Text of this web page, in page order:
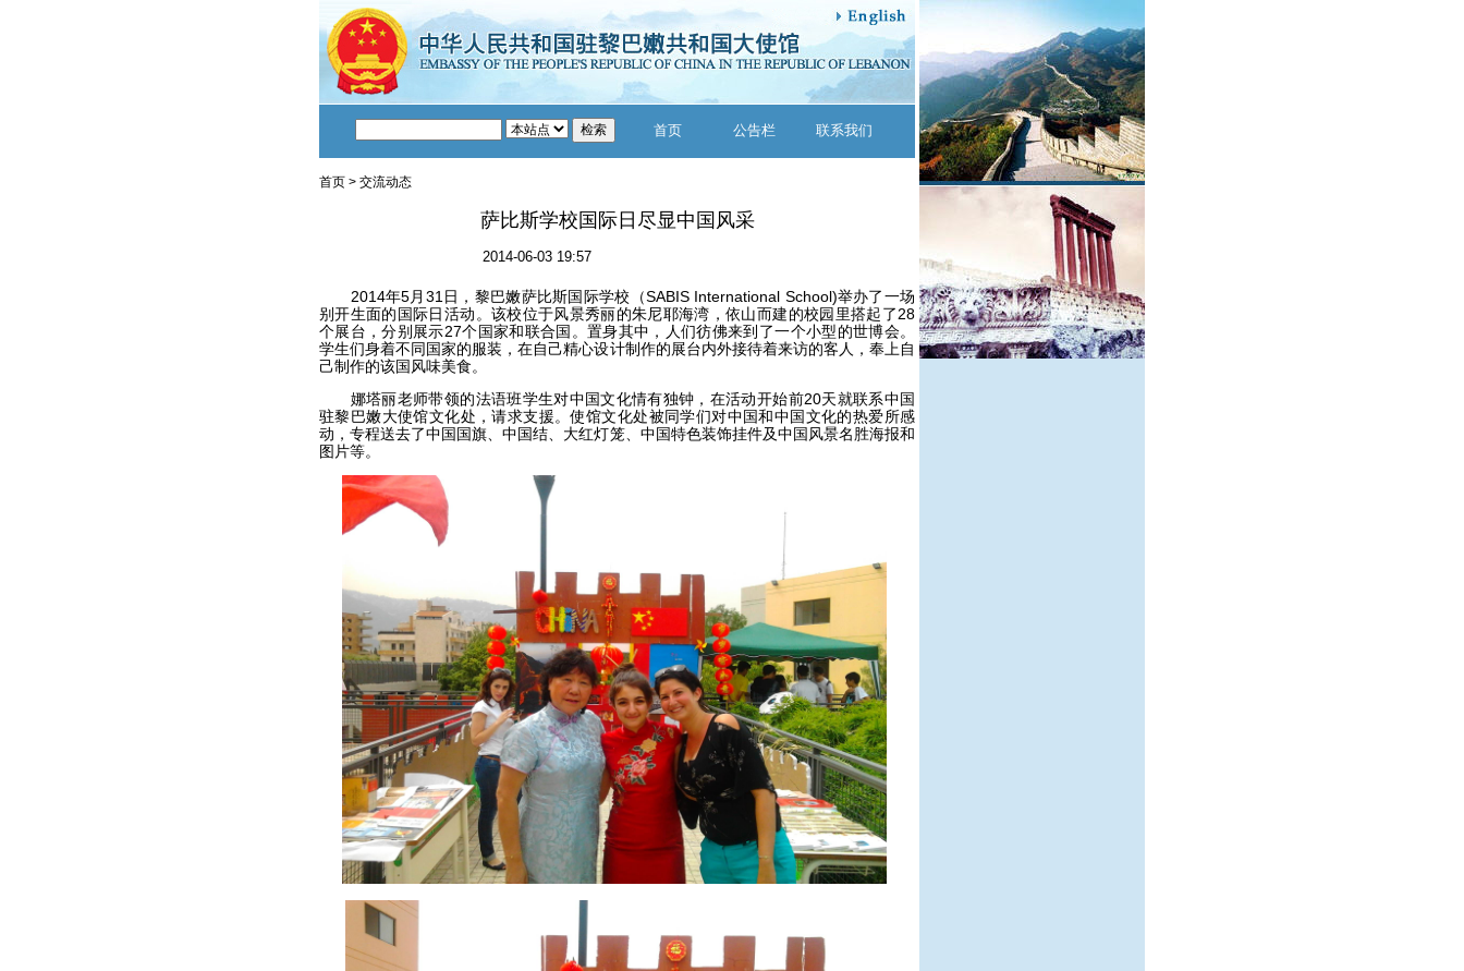
首页 公告栏 联系我们
首页 > 交流动态
萨比斯学校国际日尽显中国风采
2014-06-03 19:57
2014年5月31日，黎巴嫩萨比斯国际学校（SABIS International School)举办了一场
别开生面的国际日活动。该校位于风景秀丽的朱尼耶海湾，依山而建的校园里搭起了28
个展台，分别展示27个国家和联合国。置身其中，人们彷佛来到了一个小型的世博会。
学生们身着不同国家的服装，在自己精心设计制作的展台内外接待着来访的客人，奉上自
己制作的该国风味美食。
娜塔丽老师带领的法语班学生对中国文化情有独钟，在活动开始前20天就联系中国
驻黎巴嫩大使馆文化处，请求支援。使馆文化处被同学们对中国和中国文化的热爱所感
动，专程送去了中国国旗、中国结、大红灯笼、中国特色装饰挂件及中国风景名胜海报和
图片等。